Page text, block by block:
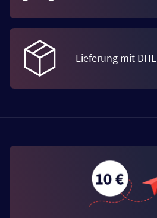
Lieferung mit DHL